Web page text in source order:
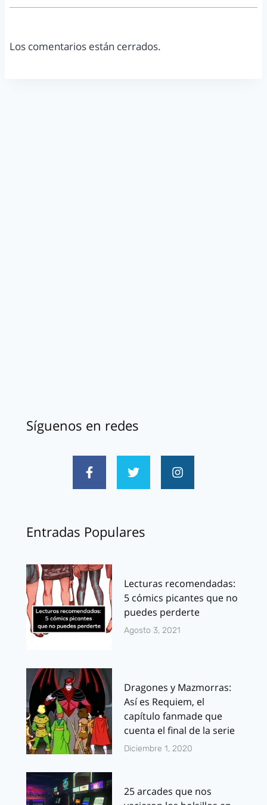
Los comentarios están cerrados.
Síguenos en redes
Entradas Populares
Lecturas recomendadas:
5 cómics picantes que no
puedes perderte
Agosto 3, 2021
Dragones y Mazmorras:
Así es Requiem, el
capítulo fanmade que
cuenta el final de la serie
Diciembre 1, 2020
25 arcades que nos